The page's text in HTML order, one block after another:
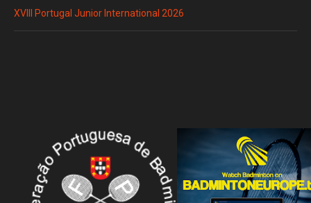
XVIII Portugal Junior International 2026